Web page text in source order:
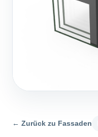
← Zurück zu Fassaden